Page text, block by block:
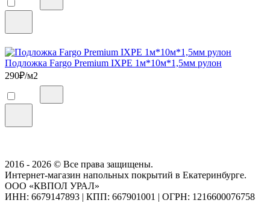
Подложка Fargo Premium IXPE 1м*10м*1,5мм рулон
290₽/м2
2016 - 2026 © Все права защищены.
Интернет-магазин напольных покрытий в Екатеринбурге.
ООО «КВПОЛ УРАЛ»
ИНН: 6679147893 | КПП: 667901001 | ОГРН: 1216600076758